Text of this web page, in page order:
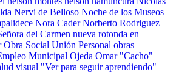
Nervi de Belloso Noche de los Museos
Nora Cader Norberto Rodriguez
del Carmen nueva rotonda en
Obra Social Unión Personal obras
Municipal Ojeda Omar "Cacho"
visual "Ver para seguir aprendiendo"